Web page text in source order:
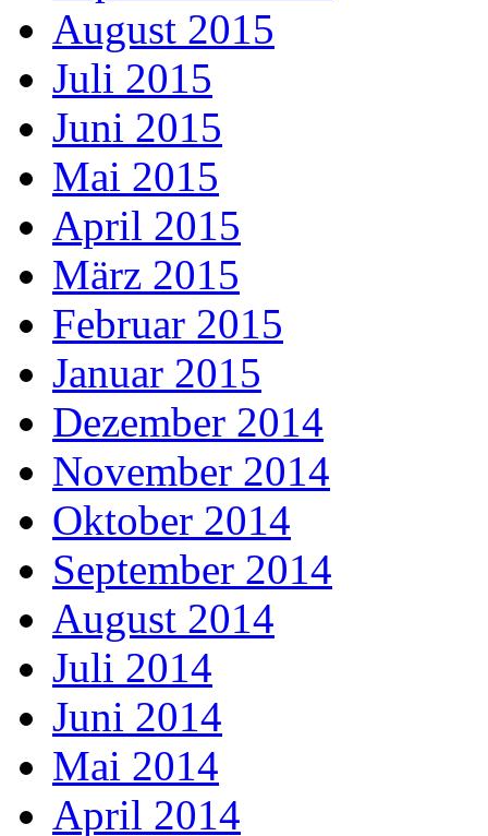
August 2015
Juli 2015
Juni 2015
Mai 2015
April 2015
März 2015
Februar 2015
Januar 2015
Dezember 2014
November 2014
Oktober 2014
September 2014
August 2014
Juli 2014
Juni 2014
Mai 2014
April 2014